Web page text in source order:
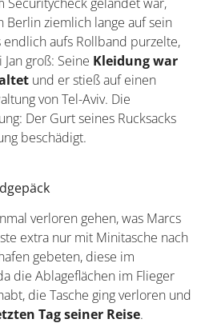
Berlin ziemlich lange auf sein
aufs Rollband purzelte,
groß: Seine Kleidung war
und er stieß auf einen
von Tel-Aviv. Die
Der Gurt seines Rucksacks
beschädigt.
verloren gehen, was Marcs
extra nur mit Minitasche nach
gebeten, diese im
die Ablageflächen im Flieger
die Tasche ging verloren und
Tag seiner Reise.